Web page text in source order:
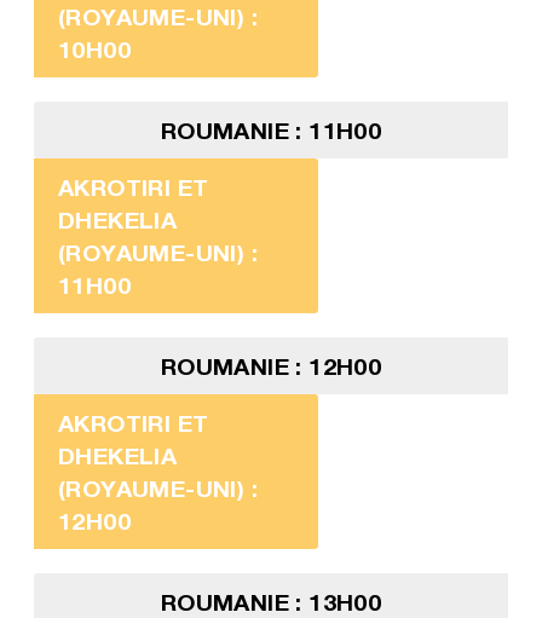
(ROYAUME-UNI) :
10H00
ROUMANIE : 11H00
AKROTIRI ET
DHEKELIA
(ROYAUME-UNI) :
11H00
ROUMANIE : 12H00
AKROTIRI ET
DHEKELIA
(ROYAUME-UNI) :
12H00
ROUMANIE : 13H00